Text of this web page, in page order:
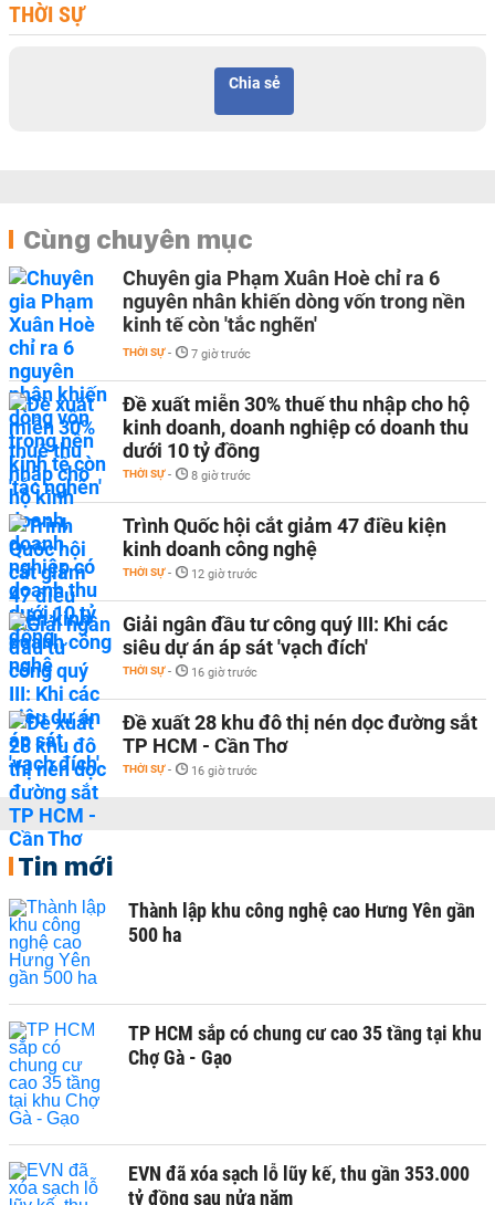
THỜI SỰ
Chia sẻ
Cùng chuyên mục
Chuyên gia Phạm Xuân Hoè chỉ ra 6
nguyên nhân khiến dòng vốn trong nền
kinh tế còn 'tắc nghẽn'
THỜI SỰ - 7 giờ trước
Đề xuất miễn 30% thuế thu nhập cho hộ
kinh doanh, doanh nghiệp có doanh thu
dưới 10 tỷ đồng
THỜI SỰ - 8 giờ trước
Trình Quốc hội cắt giảm 47 điều kiện
kinh doanh công nghệ
THỜI SỰ - 12 giờ trước
Giải ngân đầu tư công quý III: Khi các
siêu dự án áp sát 'vạch đích'
THỜI SỰ - 16 giờ trước
Đề xuất 28 khu đô thị nén dọc đường sắt
TP HCM - Cần Thơ
THỜI SỰ - 16 giờ trước
Tin mới
Thành lập khu công nghệ cao Hưng Yên gần
500 ha
TP HCM sắp có chung cư cao 35 tầng tại khu
Chợ Gà - Gạo
EVN đã xóa sạch lỗ lũy kế, thu gần 353.000
tỷ đồng sau nửa năm